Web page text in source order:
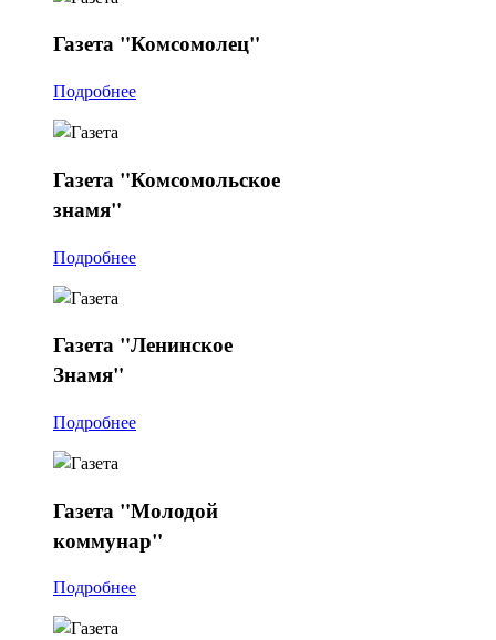
Газета "Комсомолец"
Подробнее
Газета "Комсомольское
знамя"
Подробнее
Газета "Ленинское
Знамя"
Подробнее
Газета "Молодой
коммунар"
Подробнее